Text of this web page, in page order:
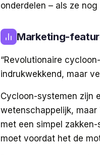
onderdelen – als ze
Marketing-
“Revolutionaire
indrukwekkend, maar
Cycloon-systemen zijn
wetenschappelijk,
met een simpel
moet voordat het de